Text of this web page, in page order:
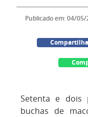
Publicado em: 04/
Setenta e dois
buchas de